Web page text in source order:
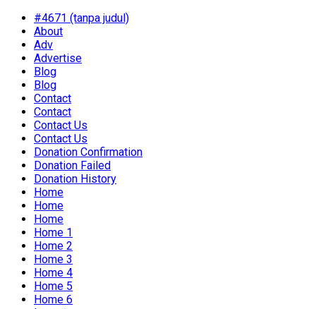
#4671 (tanpa judul)
About
Adv
Advertise
Blog
Blog
Contact
Contact
Contact Us
Contact Us
Donation Confirmation
Donation Failed
Donation History
Home
Home
Home
Home 1
Home 2
Home 3
Home 4
Home 5
Home 6